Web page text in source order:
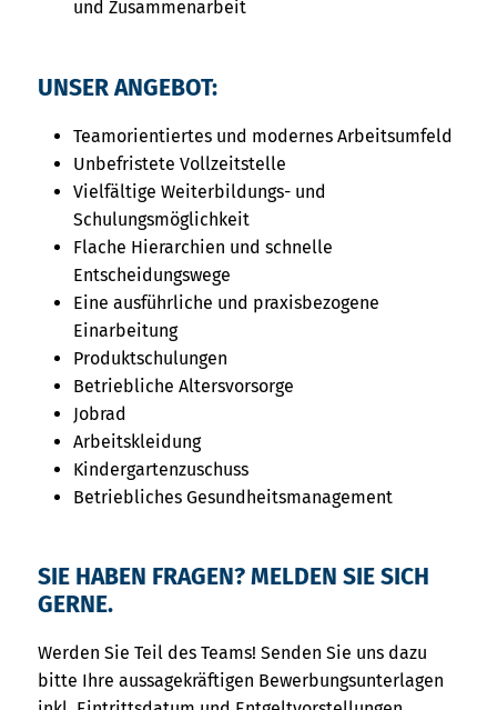
und Zusammenarbeit
UNSER ANGEBOT:
Teamorientiertes und modernes Arbeitsumfeld
Unbefristete Vollzeitstelle
Vielfältige Weiterbildungs- und
Schulungsmöglichkeit
Flache Hierarchien und schnelle
Entscheidungswege
Eine ausführliche und praxisbezogene
Einarbeitung
Produktschulungen
Betriebliche Altersvorsorge
Jobrad
Arbeitskleidung
Kindergartenzuschuss
Betriebliches Gesundheitsmanagement
SIE HABEN FRAGEN? MELDEN SIE SICH
GERNE.
Werden Sie Teil des Teams! Senden Sie uns dazu
bitte Ihre aussagekräftigen Bewerbungsunterlagen